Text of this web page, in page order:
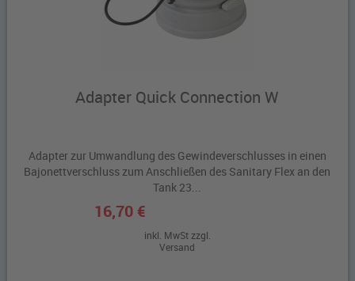
Adapter Quick Connection W
Adapter zur Umwandlung des Gewindeverschlusses in einen
Bajonettverschluss zum Anschließen des Sanitary Flex an den
Tank 23...
16,70 €
inkl. MwSt zzgl.
Versand